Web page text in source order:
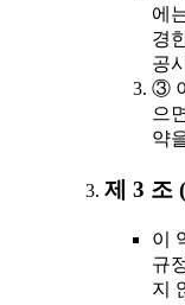
에
경
공
③
으
약
제 3 조
이
규
지